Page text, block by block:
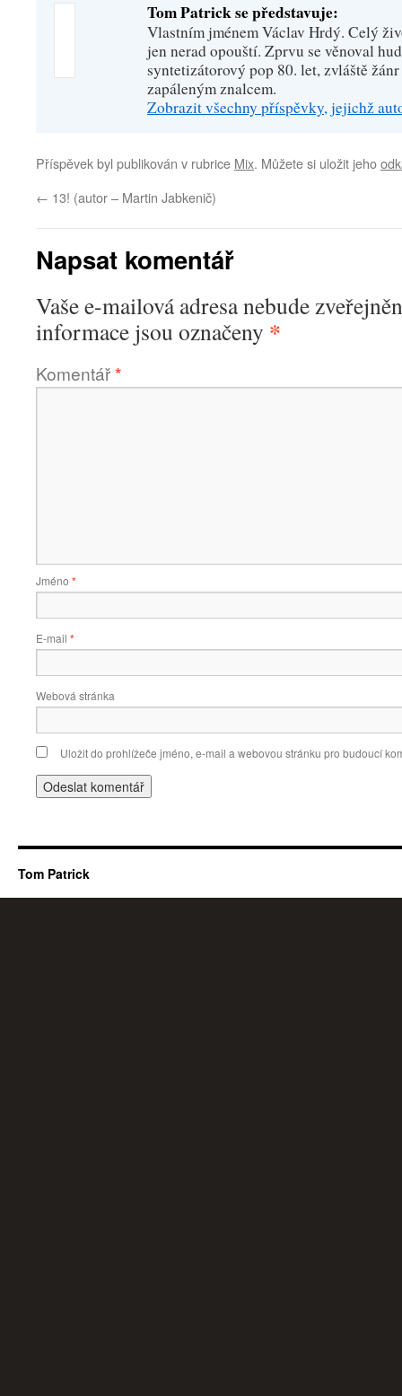
Tom Patrick se představuje:
Vlastním jménem Václav Hrdý. Celý
jen nerad opouští. Zprvu se věnoval
syntetizátorový pop 80. let, zvláště
zapáleným znalcem.
Zobrazit všechny příspěvky, jejichž
Příspěvek byl publikován v rubrice Mix. Můžete si uložit jeho
← 13! (autor – Martin Jabkenič)
Napsat komentář
Vaše e-mailová adresa nebude
informace jsou označeny *
Komentář*
Jméno *
E-mail *
Webová stránka
Uložit do prohlížeče jméno, e-mail a webovou stránku pro budoucí
Tom Patrick